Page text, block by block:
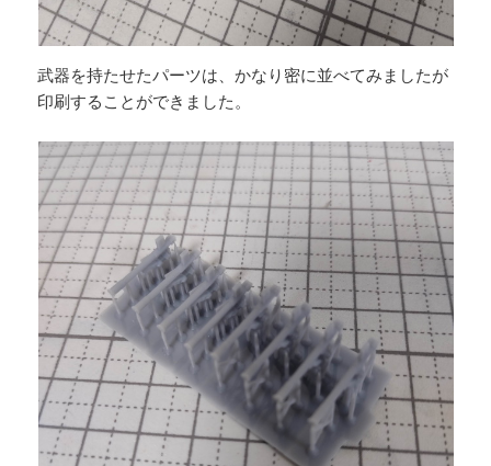
武器を持たせたパーツは、かなり密に並べてみましたが
印刷することができました。